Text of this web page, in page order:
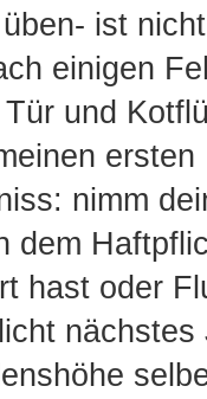
ist
einigen
und
nimm
dem
hast oder